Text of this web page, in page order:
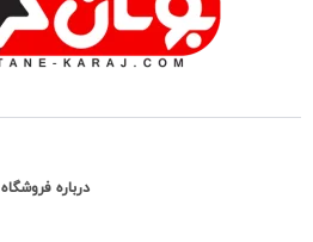
درباره فروشگاه